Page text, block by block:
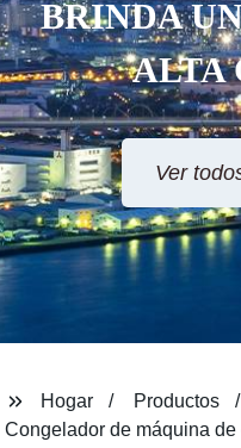
BRINDA
ALTA
Ver
Hogar
Productos
Congelador de máquina